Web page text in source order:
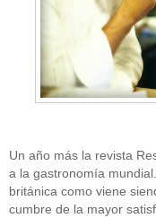
Un año más la revista
a la gastronomía
británica como viene
cumbre de la mayor